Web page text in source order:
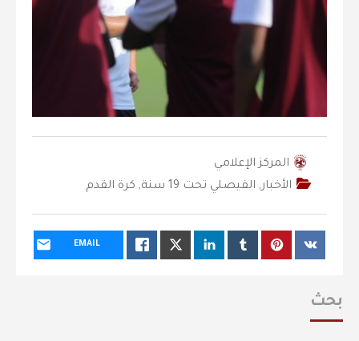
المركز الإعلامي
الأخبار, الفيصلي‬⁩ تحت 19 سنة , كرة القدم
EMAIL
بحث